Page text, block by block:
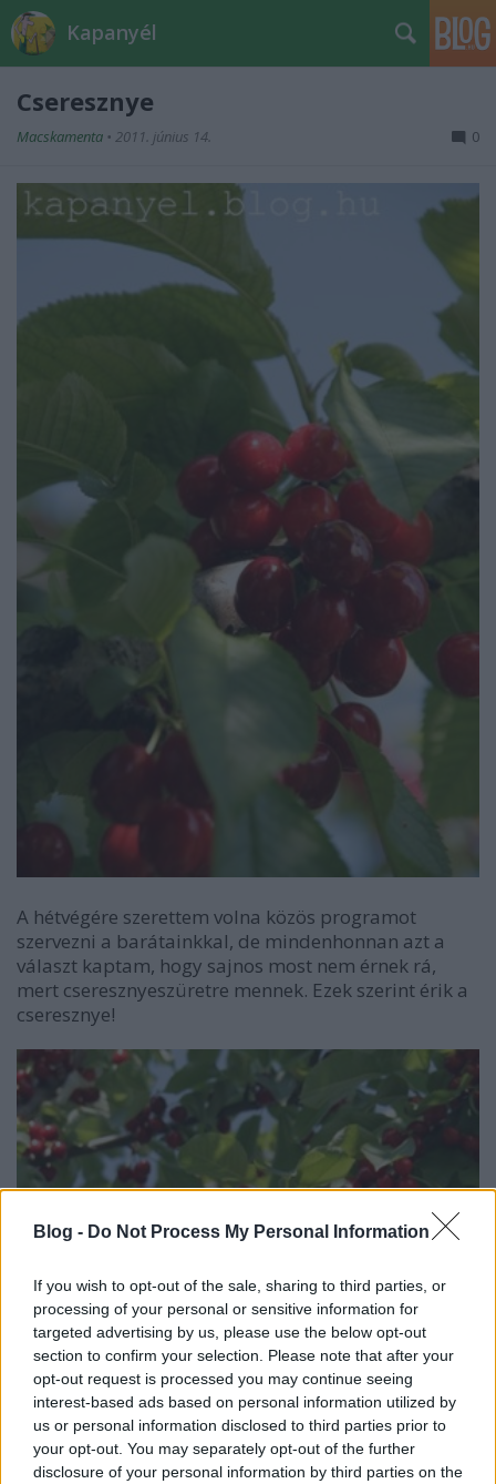
Blog - Do Not Process My Personal Information
If you wish to opt-out of the sale, sharing to third parties, or
processing of your personal or sensitive information for
targeted advertising by us, please use the below opt-out
section to confirm your selection. Please note that after your
opt-out request is processed you may continue seeing
interest-based ads based on personal information utilized by
us or personal information disclosed to third parties prior to
your opt-out. You may separately opt-out of the further
disclosure of your personal information by third parties on the
Kapanyél
Cseresznye
Macskamenta • 2011. június 14. 0
A hétvégére szerettem volna közös programot
szervezni a barátainkkal, de mindenhonnan azt a
választ kaptam, hogy sajnos most nem érnek rá,
mert cseresznyeszüretre mennek. Ezek szerint érik a
cseresznye!